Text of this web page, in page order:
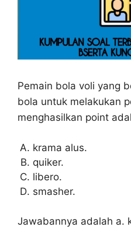
Pemain bola voli yang
bola untuk melakukan
menghasilkan point
krama alus.
quiker.
libero.
smasher.
Jawabannya adalah a.